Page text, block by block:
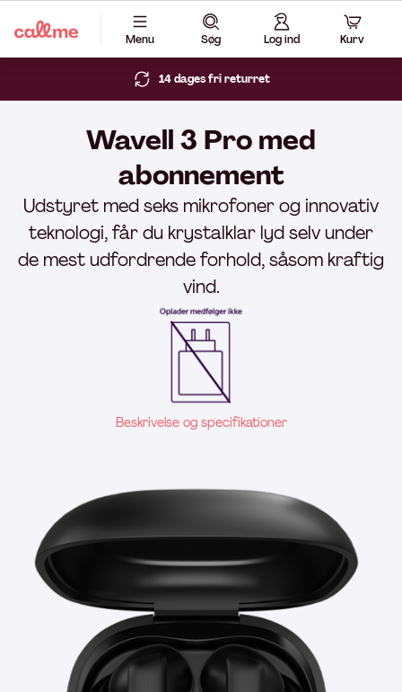
Menu Søg Log ind Kurv
14 dages fri returret
Wavell 3 Pro med
abonnement
Udstyret med seks mikrofoner og innovativ
teknologi, får du krystalklar lyd selv under
de mest udfordrende forhold, såsom kraftig
vind.
Beskrivelse og specifikationer